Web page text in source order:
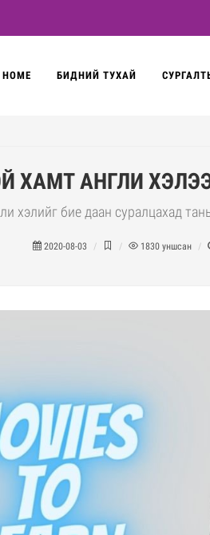
HOME БИДНИЙ ТУХАЙ
ХАМТ АНГЛИ
хэлийг бие даан суралцахад
2020-08-03 1830 уншсан